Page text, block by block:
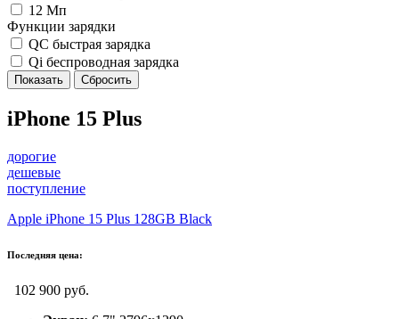
12 Мп
Функции зарядки
QC быстрая зарядка
Qi беспроводная зарядка
iPhone 15 Plus
дорогие
дешевые
поступление
Apple iPhone 15 Plus 128GB Black
Последняя цена:
102 900 руб.